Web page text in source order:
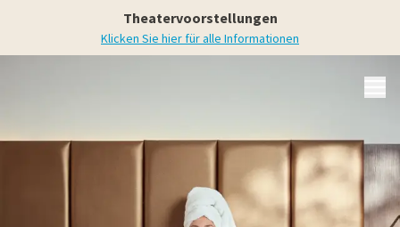
Theatervoorstellungen
Klicken Sie hier für alle Informationen